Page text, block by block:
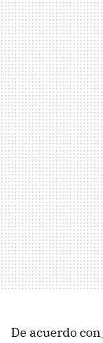
De acuerdo con